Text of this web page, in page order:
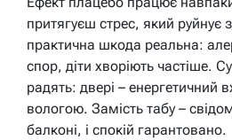
притягуєш стрес, який руйнує
практична шкода реальна:
спор, діти хворіють частіше.
радять: двері – енергетичний
вологою. Замість табу –
балконі, і спокій гарантовано.